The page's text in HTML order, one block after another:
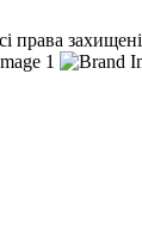
права захищені